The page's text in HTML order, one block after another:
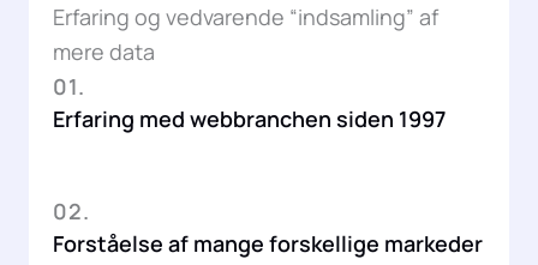
Erfaring og vedvarende “indsamling” af
mere data
01.
Erfaring med webbranchen siden 1997
02.
Forståelse af mange forskellige markeder